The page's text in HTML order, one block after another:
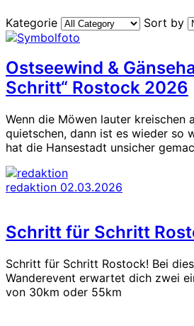
Kategorie Sort by
Ostseewind &
Schritt“ Rostock 2026
Wenn die Möwen lauter kreischen
quietschen, dann ist es wieder so
hat die Hansestadt unsicher
redaktion 02.03.2026
Schritt für Schritt
Schritt für Schritt Rostock! Bei
Wanderevent erwartet dich zwei
von 30km oder 55km